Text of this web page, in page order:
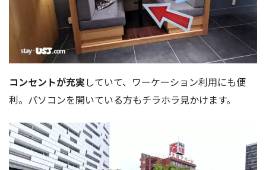
コンセントが充実していて、ワーケーション利用にも便
利。パソコンを開いている方もチラホラ見かけます。